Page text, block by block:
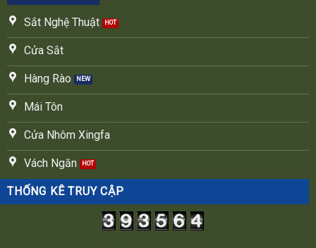
Sắt Nghệ Thuật
Cửa Sắt
Hàng Rào
Mái Tôn
Cửa Nhôm Xingfa
Vách Ngăn
THỐNG KÊ TRUY CẬP